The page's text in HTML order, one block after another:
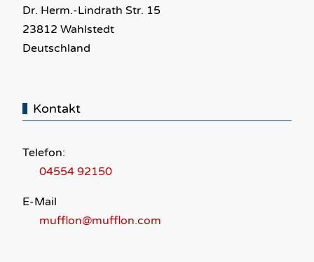
Dr. Herm.-Lindrath Str. 15
23812 Wahlstedt
Deutschland
Kontakt
Telefon:
04554 92150
E-Mail
mufflon@mufflon.com